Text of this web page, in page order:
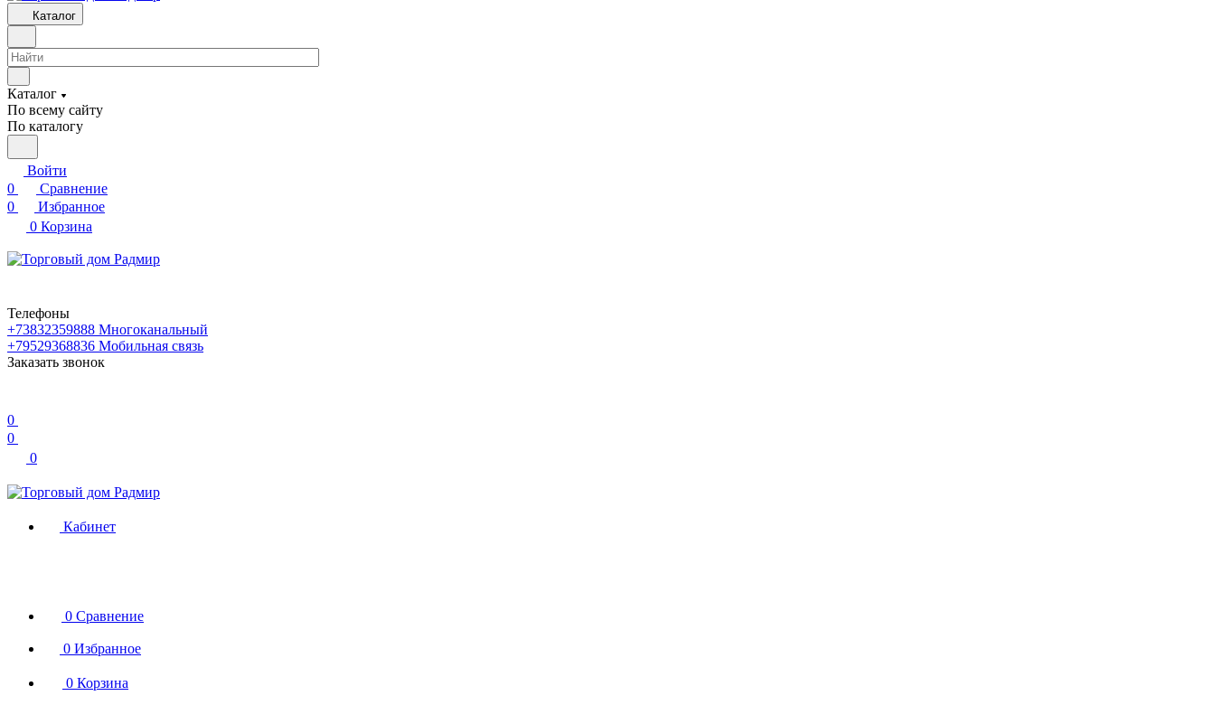
Каталог
Каталог
По всему сайту
По каталогу
Войти
0
Сравнение
0
Избранное
0 Корзина
Телефоны
+73832359888 Многоканальный
+79529368836 Мобильная связь
Заказать звонок
0
0
0
Кабинет
0 Сравнение
0 Избранное
0 Корзина